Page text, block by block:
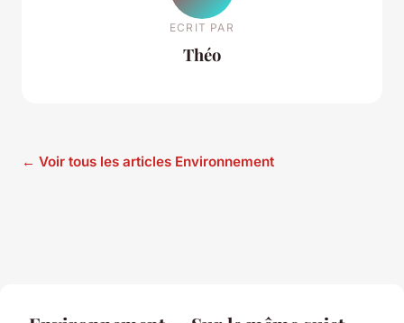
ECRIT PAR
Théo
← Voir tous les articles Environnement